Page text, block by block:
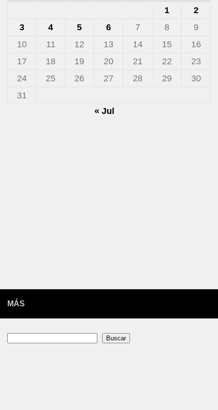
1
2
3
4 5 6 7 8
9
10
11 12 13 14 15
16
17
18 19 20 21 22
23
24
25 26 27 28 29
30
31
« Jul
MÁS
Buscar